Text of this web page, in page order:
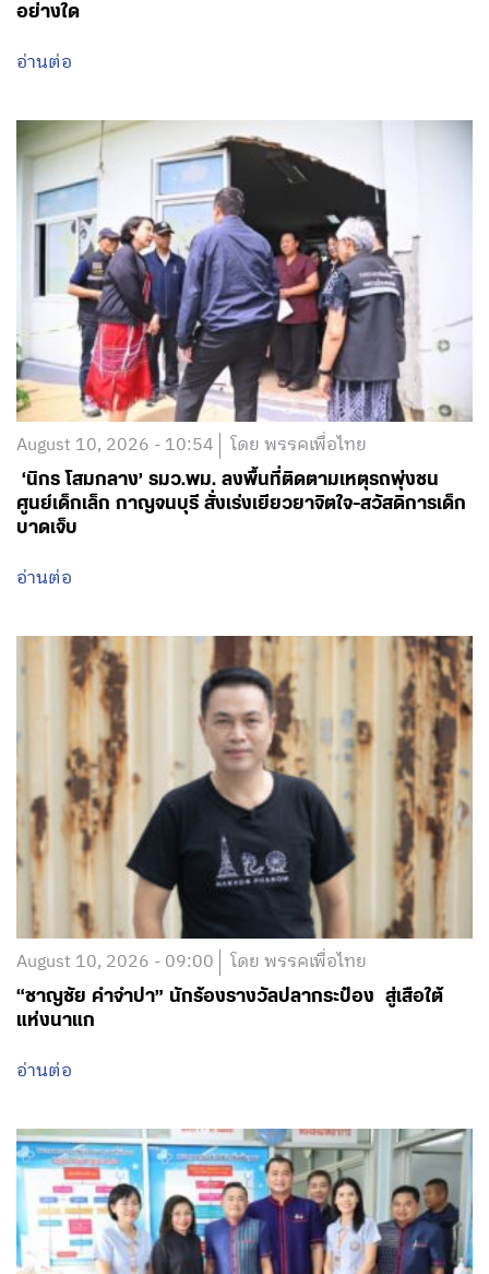
อย่างใด
อ่านต่อ
August 10, 2026 - 10:54 โดย พรรคเพื่อไทย
‘นิกร โสมกลาง’ รมว.พม. ลงพื้นที่ติดตามเหตุรถพุ่งชน
ศูนย์เด็กเล็ก กาญจนบุรี สั่งเร่งเยียวยาจิตใจ-สวัสดิการเด็ก
บาดเจ็บ
อ่านต่อ
August 10, 2026 - 09:00 โดย พรรคเพื่อไทย
“ชาญชัย คำจำปา” นักร้องรางวัลปลากระป๋อง สู่เสือใต้
แห่งนาแก
อ่านต่อ